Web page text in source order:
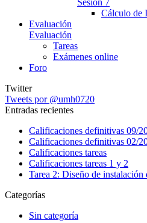
Cálculo de
Evaluación
Evaluación
Tareas
Exámenes online
Foro
Twitter
Tweets por @umh0720
Entradas recientes
Calificaciones definitivas 09/
Calificaciones definitivas 02/
Calificaciones tareas
Calificaciones tareas 1 y 2
Tarea 2: Diseño de instalación
Categorías
Sin categoría